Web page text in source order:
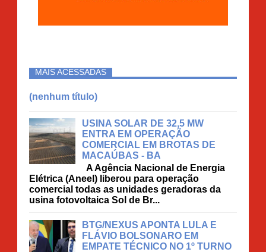
MAIS ACESSADAS
(nenhum título)
USINA SOLAR DE 32,5 MW
ENTRA EM OPERAÇÃO
COMERCIAL EM BROTAS DE
MACAÚBAS - BA
A Agência Nacional de Energia
Elétrica (Aneel) liberou para operação
comercial todas as unidades geradoras da
usina fotovoltaica Sol de Br...
BTG/NEXUS APONTA LULA E
FLÁVIO BOLSONARO EM
EMPATE TÉCNICO NO 1º TURNO